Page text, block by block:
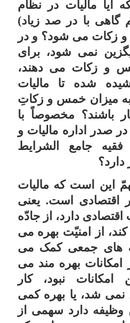
فیش ثبت نامی حج عمره
حضرت آیت الله من دانشجو
و امسال ان شاالله به سفر
مشرف می شوم. با توجه به
اینکه از تاریخ ثبت نام من برای عمره ۳
می گذرد آیا خمس به این فیش
می گیرد؟ و آیا به سود متعلقه هم
تعلق می گیرد؟
از پولی که خمس آن داده
و یا در بین سال جمع شده ثبت
کرده اید خمس ندارد.
فیش ثبت نامی حج تمتع
درمورد ثبت نام حج تمتع، کسی
بر او واجب شده بعد از اینکه
آیا به این پول خمس تعلق می
از پول مخمّس و یا پولی که
سال جمع شده ثبت نام کرده
ندارد.
مبلغی که به عنوان گرو نزد
مانده
بنده برای خرید یک دستگاه
چند روز قبل از موعد سال
برای خرید به مغازه ای مراجعه
و با توجه به موجود نبودن آن در
و مشخص نبودن قیمت نهایی